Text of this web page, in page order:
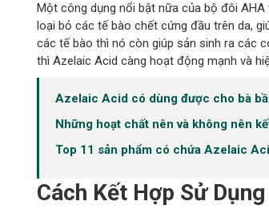
Một công dụng nổi bật nữa của bộ đôi
loại bỏ các tế bào chết cứng đầu trên da,
các tế bào thì nó còn giúp sản sinh ra các
thì Azelaic Acid càng hoạt động mạnh và
Azelaic Acid có dùng được cho bà
Những hoạt chất nên và không nên
Top 11 sản phẩm có chứa Azelaic
Cách Kết Hợp Sử